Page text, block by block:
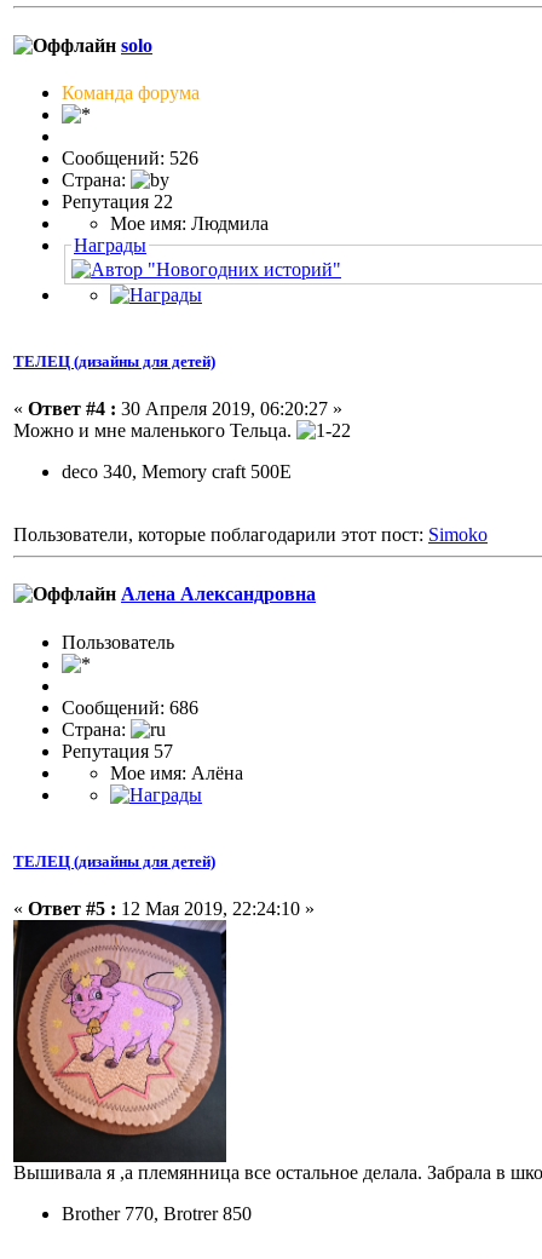
solo
Команда форума
Сообщений: 526
Страна:
Репутация 22
Мое имя: Людмила
Награды
ТЕЛЕЦ (дизайны для детей)
« Ответ #4 : 30 Апреля 2019, 06:20:27 »
Можно и мне маленького Тельца.
deco 340, Memory craft 500E
Пользователи, которые поблагодарили этот пост: Simoko
Алена Александровна
Пользовaтeль
Сообщений: 686
Страна:
Репутация 57
Мое имя: Алёна
ТЕЛЕЦ (дизайны для детей)
« Ответ #5 : 12 Мая 2019, 22:24:10 »
Вышивала я ,а племянница все остальное делала. Забрала в
Brother 770, Brotrer 850